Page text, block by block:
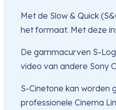
Met de Slow & Quick
het formaat. Met deze
De gammacurven S-
video van andere Sony
S-Cinetone kan worden
professionele Cinema